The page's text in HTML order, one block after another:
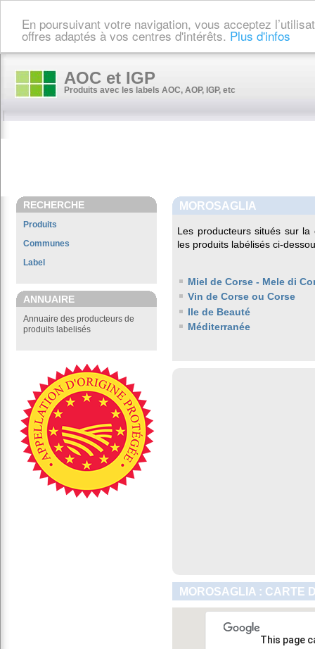
En poursuivant votre navigation, vous acceptez
offres adaptés à vos centres d'intérêts. Plus d'infos
AOC et IGP
Produits avec les labels AOC, AOP, IGP, etc
RECHERCHE
Produits
Communes
Label
ANNUAIRE
Annuaire des producteurs de
produits labelisés
MOROSAGLIA
Les producteurs situés sur
les produits labélisés ci-
Miel de Corse - Mele di
Vin de Corse ou Corse
Ile de Beauté
Méditerranée
MOROSAGLIA : CARTE
This page